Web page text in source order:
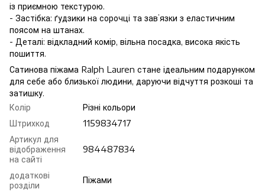
із приємною текстурою.
- Застібка: ґудзики на сорочці та зав’язки з еластичним
поясом на штанах.
- Деталі: відкладний комір, вільна посадка, висока якість
пошиття.
Сатинова піжама Ralph Lauren стане ідеальним подарунком
для себе або близької людини, даруючи відчуття розкоші та
затишку.
Колір
Різні кольори
Штрихкод
1159834717
Артикул для
відображення
на сайті
984487834
додаткові
розділи
Піжами